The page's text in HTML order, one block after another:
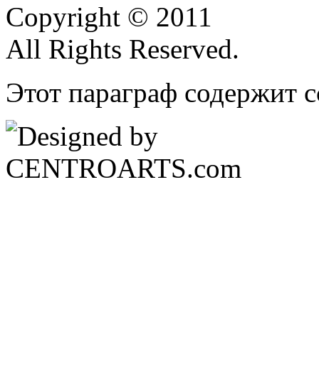
Copyright © 2011
All Rights Reserved.
Этот параграф содержит